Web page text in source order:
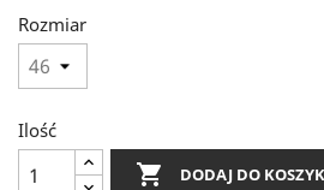
Rozmiar
Ilość
 DODAJ DO